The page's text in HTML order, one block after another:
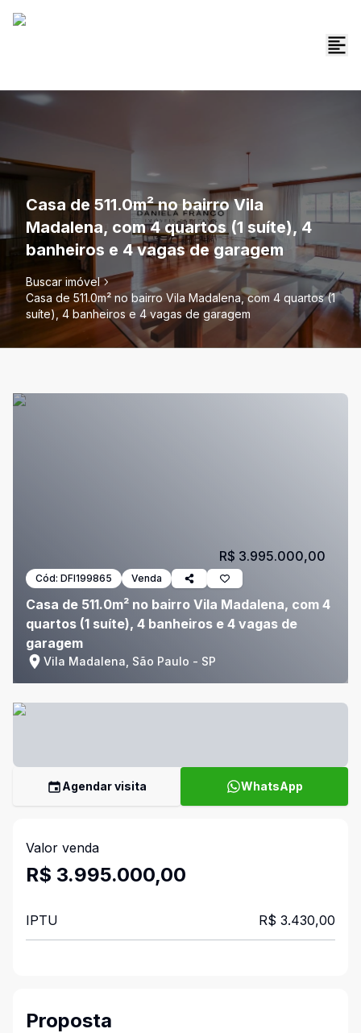
Casa de 511.0m² no bairro Vila
Madalena, com 4 quartos (1 suíte), 4
banheiros e 4 vagas de garagem
Buscar imóvel
Casa de 511.0m² no bairro Vila Madalena, com 4 quartos (1
suíte), 4 banheiros e 4 vagas de garagem
Cód: DFI199865 Venda
Casa de 511.0m² no bairro Vila Madalena, com 4
quartos (1 suíte), 4 banheiros e 4 vagas de
garagem
Vila Madalena, São Paulo - SP
R$ 3.995.000,00
Agendar visita WhatsApp
Valor venda
R$ 3.995.000,00
IPTU R$ 3.430,00
Proposta